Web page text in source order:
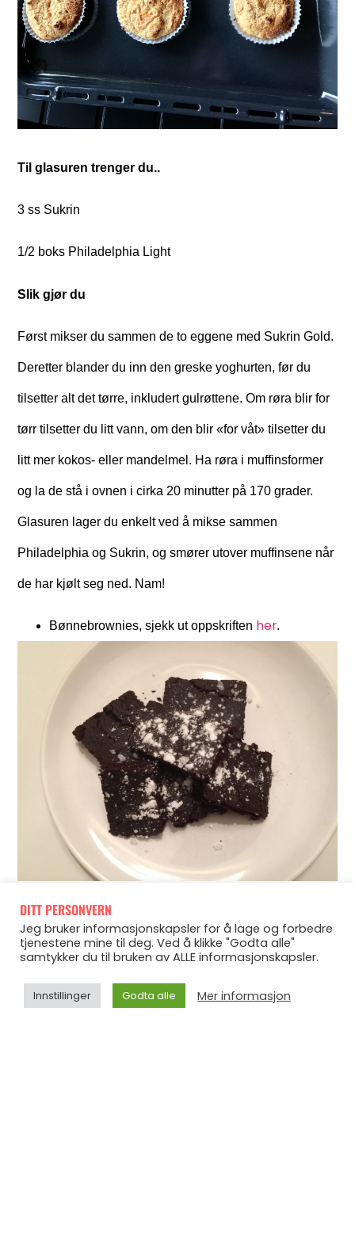
Til glasuren trenger du..
3 ss Sukrin
1/2 boks Philadelphia Light
Slik gjør du
Først mikser du sammen de to eggene med Sukrin Gold.
Deretter blander du inn den greske yoghurten, før du
tilsetter alt det tørre, inkludert gulrøttene. Om røra blir for
tørr tilsetter du litt vann, om den blir «for våt» tilsetter du
litt mer kokos- eller mandelmel. Ha røra i muffinsformer
og la de stå i ovnen i cirka 20 minutter på 170 grader.
Glasuren lager du enkelt ved å mikse sammen
Philadelphia og Sukrin, og smører utover muffinsene når
de har kjølt seg ned. Nam!
Bønnebrownies, sjekk ut oppskriften her.
Denne oppskriften er så god!
denne oppskriften slår en «vanlig» brownies-oppskrift
jeg ass, og elsker tanken på at jeg får i meg både
grønnsaker OG sjokoladekake samtidig! Som du ser i
DITT PERSONVERN
Jeg bruker informasjonskapsler for å lage og forbedre
tjenestene mine til deg. Ved å klikke "Godta alle"
samtykker du til bruken av ALLE informasjonskapsler.
Innstillinger Godta alle Mer informasjon